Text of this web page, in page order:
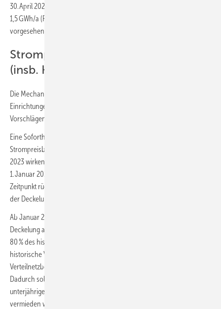
30. April 2024 bei Unternehmen mit einem Gasverbrauch über
1,5 GWh/a (RLM-Kunden) sind andere Regelungen und Garantiepreise
vorgesehen.
Strompreisbremse für SLP-Kunden
(insb. Haushalte und KMU)
Die Mechanismen zur Entlastung von Haushalten, KMU und kleineren
Einrichtungen bei ihren Stromkosten orientieren sich an den
Vorschlägen der Gaskommission für Stufe 2.
Eine Soforthilfe (Stufe 1) wird nicht auf Strom übertragen, da die
Strompreisbremse für alle Letztverbraucher bereits ab dem 1. Januar
2023 wirken soll. Sofern die operative Umsetzung nicht sofort zum
1. Januar 2023 möglich ist, soll die Entlastung zu einem späteren
Zeitpunkt rückwirkend zu diesem Datum realisiert werden. Die Laufzeit
der Deckelung ist bis zum 30. April 2024 vorgesehen.
Ab Januar 2023 berechnet sich die Entlastung auf Basis einer
Deckelung auf 40 Ct/kWh (brutto) für ein Grundkontingent von bis zu
80 % des historischen Verbrauchs bei Haushalten und KMU. Der
historische Verbrauch soll sich voraussichtlich an der durch den
Verteilnetzbetreiber erstellten Jahresverbrauchsprognose bemessen.
Dadurch sollen administrative Probleme bei (ggf. mehrfachen)
unterjährigen Versorgerwechseln sowie SLP-Neuanschlüssen
vermieden werden. Zudem soll noch eine zielgenauere, handhabbare